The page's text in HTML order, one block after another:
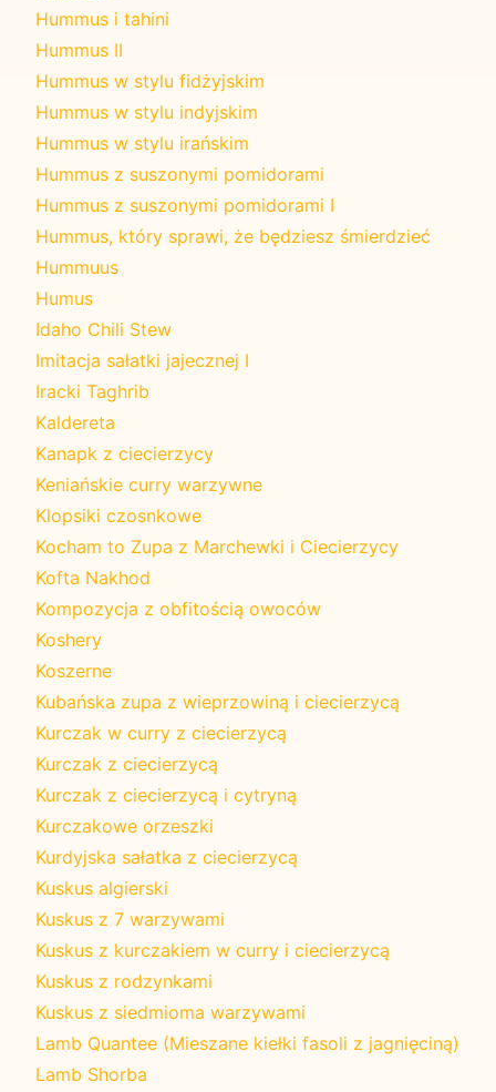
Hummus i tahini
Hummus II
Hummus w stylu fidżyjskim
Hummus w stylu indyjskim
Hummus w stylu irańskim
Hummus z suszonymi pomidorami
Hummus z suszonymi pomidorami I
Hummus, który sprawi, że będziesz śmierdzieć
Hummuus
Humus
Idaho Chili Stew
Imitacja sałatki jajecznej I
Iracki Taghrib
Kaldereta
Kanapk z ciecierzycy
Keniańskie curry warzywne
Klopsiki czosnkowe
Kocham to Zupa z Marchewki i Ciecierzycy
Kofta Nakhod
Kompozycja z obfitością owoców
Koshery
Koszerne
Kubańska zupa z wieprzowiną i ciecierzycą
Kurczak w curry z ciecierzycą
Kurczak z ciecierzycą
Kurczak z ciecierzycą i cytryną
Kurczakowe orzeszki
Kurdyjska sałatka z ciecierzycą
Kuskus algierski
Kuskus z 7 warzywami
Kuskus z kurczakiem w curry i ciecierzycą
Kuskus z rodzynkami
Kuskus z siedmioma warzywami
Lamb Quantee (Mieszane kiełki fasoli z jagnięciną)
Lamb Shorba